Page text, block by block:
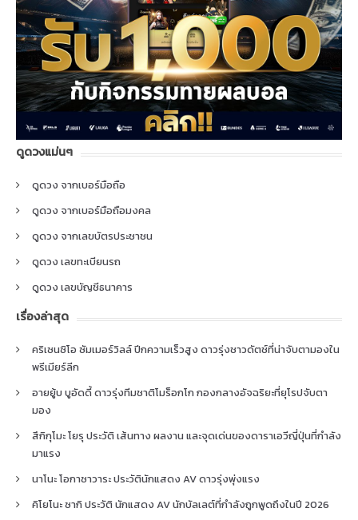
ดูดวงแม่นๆ
ดูดวง จากเบอร์มือถือ
ดูดวง จากเบอร์มือถือมงคล
ดูดวง จากเลขบัตรประชาชน
ดูดวง เลขทะเบียนรถ
ดูดวง เลขบัญชีธนาคาร
เรื่องล่าสุด
คริเซนซิโอ ซัมเมอร์วิลล์ ปีกความเร็วสูง ดาวรุ่งชาวดัตช์ที่น่าจับตามองใน
พรีเมียร์ลีก
อายยู้บ บูอัดดี้ ดาวรุ่งทีมชาติโมร็อกโก กองกลางอัจฉริยะที่ยุโรปจับตา
มอง
สึกิกุโมะ โยรุ ประวัติ เส้นทาง ผลงาน และจุดเด่นของดาราเอวีญี่ปุ่นที่กำลัง
มาแรง
นาโนะ โอกาซาวาระ ประวัตินักแสดง AV ดาวรุ่งพุ่งแรง
คิโยโนะ ซากิ ประวัติ นักแสดง AV นักบัลเลต์ที่กำลังถูกพูดถึงในปี 2026